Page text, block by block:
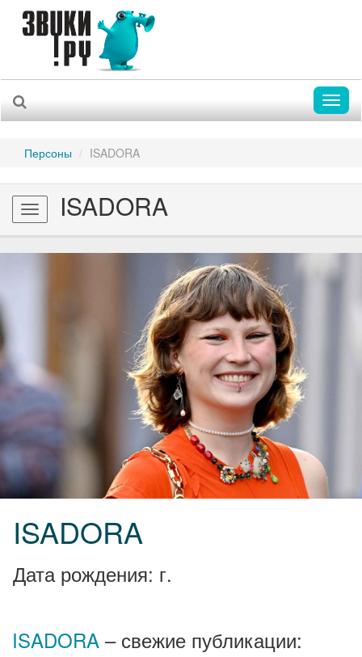
Персоны ISADORA
Toggle
navigation
ISADORA
ISADORA
Дата рождения: г.
ISADORA – свежие публикации: